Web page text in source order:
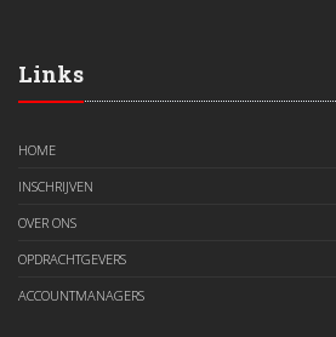
Links
HOME
INSCHRIJVEN
OVER ONS
OPDRACHTGEVERS
ACCOUNTMANAGERS